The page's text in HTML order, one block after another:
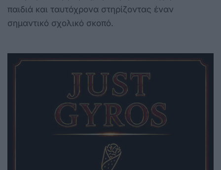
παιδιά και ταυτόχρονα στηρίζοντας έναν
σημαντικό σχολικό σκοπό.